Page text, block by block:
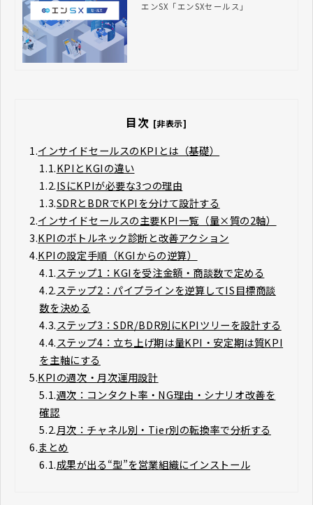
エンSX「エンSXセールス」
目次 [非表示]
1.インサイドセールスのKPIとは（基礎）
1.1.KPIとKGIの違い
1.2.ISにKPIが必要な3つの理由
1.3.SDRとBDRでKPIを分けて設計する
2.インサイドセールスの主要KPI一覧（量×質の2軸）
3.KPIのボトルネック診断と改善アクション
4.KPIの設定手順（KGIからの逆算）
4.1.ステップ1：KGIを受注金額・商談数で定める
4.2.ステップ2：パイプラインを逆算してIS目標商談
数を決める
4.3.ステップ3：SDR/BDR別にKPIツリーを設計する
4.4.ステップ4：立ち上げ期は量KPI・安定期は質KPI
を主軸にする
5.KPIの週次・月次運用設計
5.1.週次：コンタクト率・NG理由・シナリオ改善を
確認
5.2.月次：チャネル別・Tier別の転換率で分析する
6.まとめ
6.1.成果が出る“型”を営業組織にインストール